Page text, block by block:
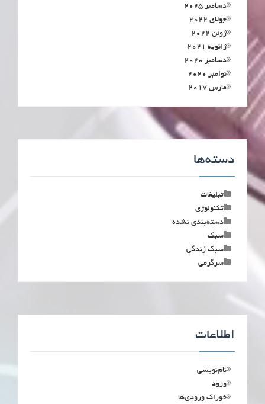
دسامبر 2025
جولای 2022
ژوئن 2022
ژانویه 2021
دسامبر 2020
نوامبر 2020
مارس 2017
دسته‌ها
تبلیغات
تکنولوژی
دسته‌بندی نشده
سبک
سبک زندگی
سرگرمی
اطلاعات
نام‌نویسی
ورود
خوراک ورودی‌ها